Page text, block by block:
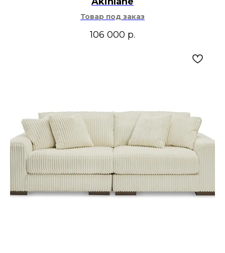
Товар под заказ
106 000 р.